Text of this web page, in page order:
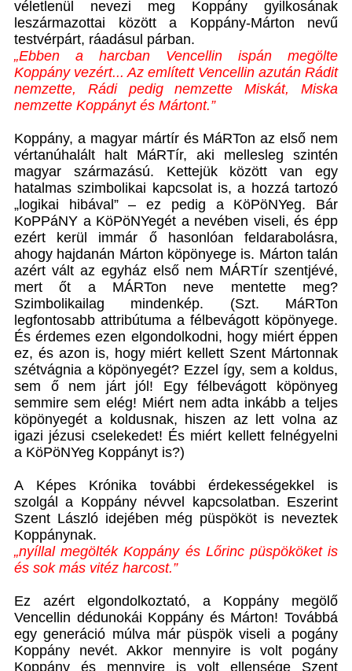
véletlenül nevezi meg Koppány gyilkosának
leszármazottai között a Koppány-Márton nevű
testvérpárt, ráadásul párban.
„Ebben a harcban Vencellin ispán megölte
Koppány vezért... Az említett Vencellin azután Rádit
nemzette, Rádi pedig nemzette Miskát, Miska
nemzette Koppányt és Mártont.”
Koppány, a magyar mártír és MáRTon az első nem
vértanúhalált halt MáRTír, aki mellesleg szintén
magyar származású. Kettejük között van egy
hatalmas szimbolikai kapcsolat is, a hozzá tartozó
„logikai hibával” – ez pedig a KöPöNYeg. Bár
KoPPáNY a KöPöNYegét a nevében viseli, és épp
ezért kerül immár ő hasonlóan feldarabolásra,
ahogy hajdanán Márton köpönyege is. Márton talán
azért vált az egyház első nem MÁRTír szentjévé,
mert őt a MÁRTon neve mentette meg?
Szimbolikailag mindenkép. (Szt. MáRTon
legfontosabb attribútuma a félbevágott köpönyege.
És érdemes ezen elgondolkodni, hogy miért éppen
ez, és azon is, hogy miért kellett Szent Mártonnak
szétvágnia a köpönyegét? Ezzel így, sem a koldus,
sem ő nem járt jól! Egy félbevágott köpönyeg
semmire sem elég! Miért nem adta inkább a teljes
köpönyegét a koldusnak, hiszen az lett volna az
igazi jézusi cselekedet! És miért kellett felnégyelni
a KöPöNYeg Koppányt is?)
A Képes Krónika további érdekességekkel is
szolgál a Koppány névvel kapcsolatban. Eszerint
Szent László idejében még püspököt is neveztek
Koppánynak.
„nyíllal megölték Koppány és Lőrinc püspököket is
és sok más vitéz harcost.”
Ez azért elgondolkoztató, a Koppány megölő
Vencellin dédunokái Koppány és Márton! Továbbá
egy generáció múlva már püspök viseli a pogány
Koppány nevét. Akkor mennyire is volt pogány
Koppány és mennyire is volt ellensége Szent